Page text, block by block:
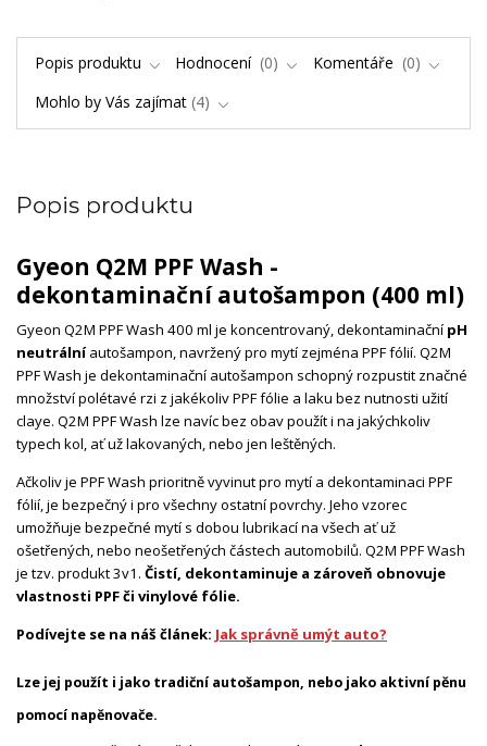
Popis produktu Hodnocení 0 Komentáře
0
Mohlo by Vás zajímat 4
Popis produktu
Gyeon Q2M PPF Wash -
dekontaminační autošampon (400 ml)
Gyeon Q2M PPF Wash 400 ml je koncentrovaný, dekontaminační pH
neutrálníautošampon, navržený pro mytí zejména PPF fólií. Q2M
PPF Wash je dekontaminační autošampon schopný rozpustit značné
množství polétavé rzi z jakékoliv PPF fólie a laku bez nutnosti užití
claye. Q2M PPF Wash lze navíc bez obav použít i na jakýchkoliv
typech kol, ať už lakovaných, nebo jen leštěných.
Ačkoliv je PPF Wash prioritně vyvinut pro mytí a dekontaminaci PPF
fólií, je bezpečný i pro všechny ostatní povrchy. Jeho vzorec
umožňuje bezpečné mytí s dobou lubrikací na všech ať už
ošetřených, nebo neošetřených částech automobilů. Q2M PPF Wash
je tzv. produkt 3v1. Čistí, dekontaminuje a zároveň obnovuje
vlastnosti PPF či vinylové fólie.
Podívejte se na náš článek: Jak správně umýt auto?
Lze jej použít i jako tradiční autošampon, nebo jako aktivní pěnu
pomocí napěnovače.